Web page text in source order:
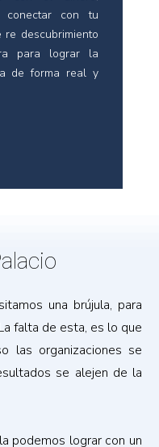
conectar con tu
re descubrimiento
para lograr la
de forma real y
una brújula, para
falta de esta, es lo que
las organizaciones se
se alejen de la
podemos lograr con un